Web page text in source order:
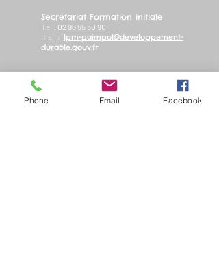
Secrétariat Formation initiale
Tél : 02 96 55 30 90
mail : lpm-paimpol@developpement-
durable.gouv.fr​
Tél :
02 96 55 30 82
fc.lpmpaimpol
@gmail.com
site internet du CEFCM :
https://www.cefcm.com/
Phone Email Facebook